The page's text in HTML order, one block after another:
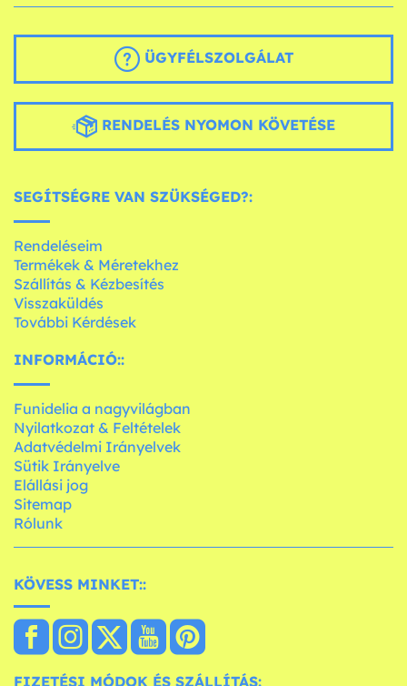
ÜGYFÉLSZOLGÁLAT
RENDELÉS NYOMON KÖVETÉSE
SEGÍTSÉGRE VAN SZÜKSÉGED?:
Rendeléseim
Termékek & Méretekhez
Szállítás & Kézbesítés
Visszaküldés
További Kérdések
INFORMÁCIÓ::
Funidelia a nagyvilágban
Nyilatkozat & Feltételek
Adatvédelmi Irányelvek
Sütik Irányelve
Elállási jog
Sitemap
Rólunk
KÖVESS MINKET::
FIZETÉSI MÓDOK ÉS SZÁLLÍTÁS: